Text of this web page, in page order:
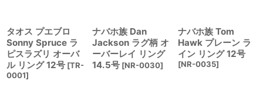
タオス プエブロ
Sonny Spruce ラ
ピスラズリ オーバ
ル リング 12号 [TR-
0001]
ナバホ族 Dan
Jackson ラグ柄 オ
ーバーレイ リング
14.5号 [NR-0030]
ナバホ族 Tom
Hawk プレーン ラ
イン リング 12号
[NR-0035]